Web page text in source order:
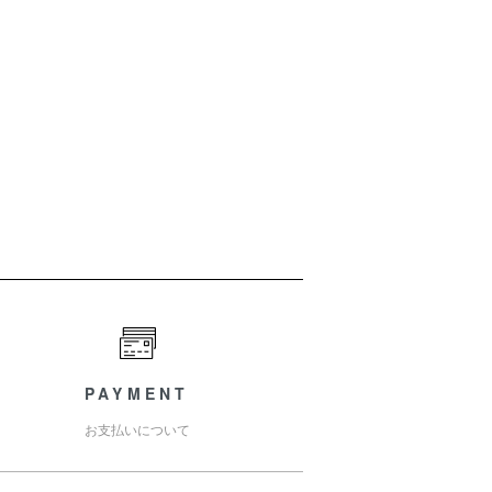
PAYMENT
お支払いについて